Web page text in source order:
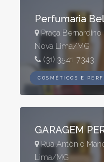
COSMÉTICOS E
Perfumaria
Praça
Nova Lima/MG
(31) 3541-7343
GARAGEM
Rua Antônio
Lima/MG